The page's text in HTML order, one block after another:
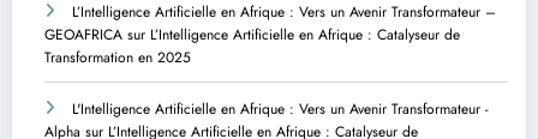
L’Intelligence Artificielle en Afrique : Vers un Avenir Transformateur –
GEOAFRICA sur L’Intelligence Artificielle en Afrique : Catalyseur de
Transformation en 2025
L'Intelligence Artificielle en Afrique : Vers un Avenir Transformateur -
Alpha sur L’Intelligence Artificielle en Afrique : Catalyseur de